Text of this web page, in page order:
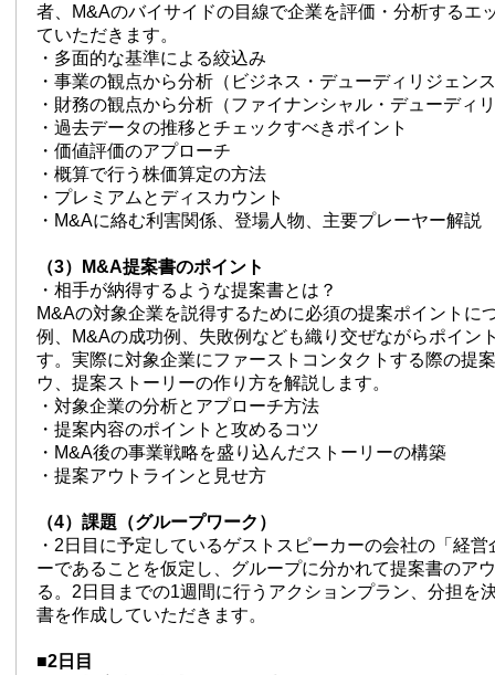
者、M&Aのバイサイドの目線で企業を評価・分析するエ
ていただきます。
・多面的な基準による絞込み
・事業の観点から分析（ビジネス・デューディリジェン
・財務の観点から分析（ファイナンシャル・デューディ
・過去データの推移とチェックすべきポイント
・価値評価のアプローチ
・概算で行う株価算定の方法
・プレミアムとディスカウント
・M&Aに絡む利害関係、登場人物、主要プレーヤー解説
（3）M&A提案書のポイント
・相手が納得するような提案書とは？
M&Aの対象企業を説得するために必須の提案ポイントに
例、M&Aの成功例、失敗例なども織り交ぜながらポイン
す。実際に対象企業にファーストコンタクトする際の提
ウ、提案ストーリーの作り方を解説します。
・対象企業の分析とアプローチ方法
・提案内容のポイントと攻めるコツ
・M&A後の事業戦略を盛り込んだストーリーの構築
・提案アウトラインと見せ方
（4）課題（グループワーク）
・2日目に予定しているゲストスピーカーの会社の「経
ーであることを仮定し、グループに分かれて提案書のア
る。2日目までの1週間に行うアクションプラン、分担を
書を作成していただきます。
■2日目